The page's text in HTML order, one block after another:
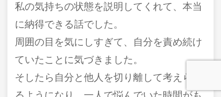
私の気持ちの状態を説明してくれて、本当
に納得できる話でした。
周囲の目を気にしすぎて、自分を責め続け
ていたことに気づきました。
そしたら自分と他人を切り離して考えられ
るようになり、一人で悩んでいた時間がも